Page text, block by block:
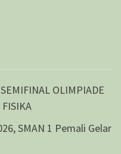
OLIMPIADE
SMAN 1 Pemali Gelar